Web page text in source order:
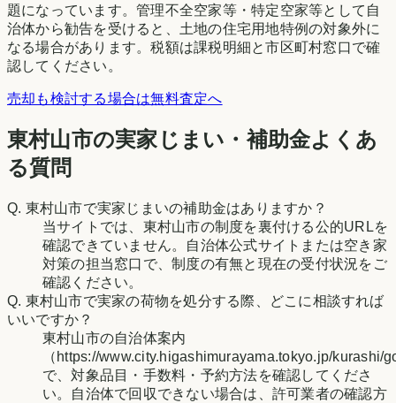
題になっています。管理不全空家等・特定空家等として自
治体から勧告を受けると、土地の住宅用地特例の対象外に
なる場合があります。税額は課税明細と市区町村窓口で確
認してください。
売却も検討する場合は無料査定へ
東村山市の実家じまい・補助金よくあ
る質問
Q. 東村山市で実家じまいの補助金はありますか？
当サイトでは、東村山市の制度を裏付ける公的URLを
確認できていません。自治体公式サイトまたは空き家
対策の担当窓口で、制度の有無と現在の受付状況をご
確認ください。
Q. 東村山市で実家の荷物を処分する際、どこに相談すれば
いいですか？
東村山市の自治体案内
（https://www.city.higashimurayama.tokyo.jp/kurashi/
で、対象品目・手数料・予約方法を確認してくださ
い。自治体で回収できない場合は、許可業者の確認方